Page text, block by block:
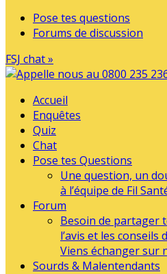
Pose tes questions
Forums de discussion
FSJ chat »
Accueil
Enquêtes
Quiz
Chat
Pose tes Questions
Une question, un
à l’équipe de Fil
Forum
Besoin de partager
l’avis et les conseils
Viens échanger sur
Sourds & Malentendants